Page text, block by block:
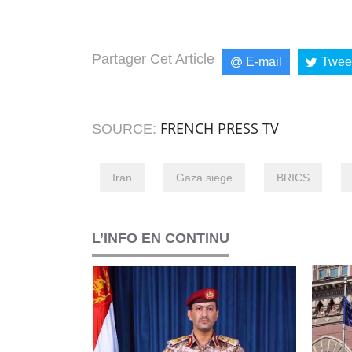
Partager Cet Article E-mail
SOURCE: FRENCH PRESS TV
Iran Gaza siege BRICS
L’INFO EN CONTINU